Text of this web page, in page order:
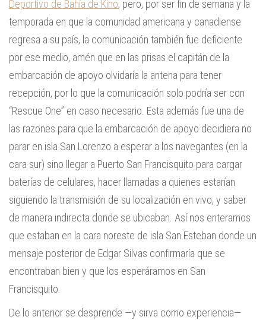
Deportivo de Bahía de Kino, pero, por ser fin de semana y la
temporada en que la comunidad americana y canadiense
regresa a su país, la comunicación también fue deficiente
por ese medio, amén que en las prisas el capitán de la
embarcación de apoyo olvidaría la antena para tener
recepción, por lo que la comunicación solo podría ser con
“Rescue One” en caso necesario. Esta además fue una de
las razones para que la embarcación de apoyo decidiera no
parar en isla San Lorenzo a esperar a los navegantes (en la
cara sur) sino llegar a Puerto San Francisquito para cargar
baterías de celulares, hacer llamadas a quienes estarían
siguiendo la transmisión de su localización en vivo, y saber
de manera indirecta donde se ubicaban. Así nos enteramos
que estaban en la cara noreste de isla San Esteban donde un
mensaje posterior de Edgar Silvas confirmaría que se
encontraban bien y que los esperáramos en San
Francisquito.
De lo anterior se desprende —y sirva como experiencia—